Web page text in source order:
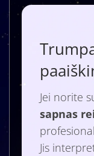
Jei norite
sapnas
Jis